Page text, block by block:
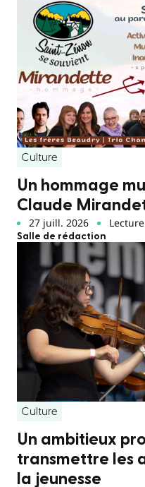
Culture
Un hommage
Claude
27 juill. 2026
Salle de rédaction
Culture
Un ambitieux
transmettre les
la jeunesse